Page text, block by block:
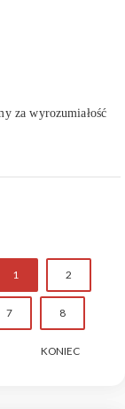
za wyrozumiałość
1 2
7 8
KONIEC